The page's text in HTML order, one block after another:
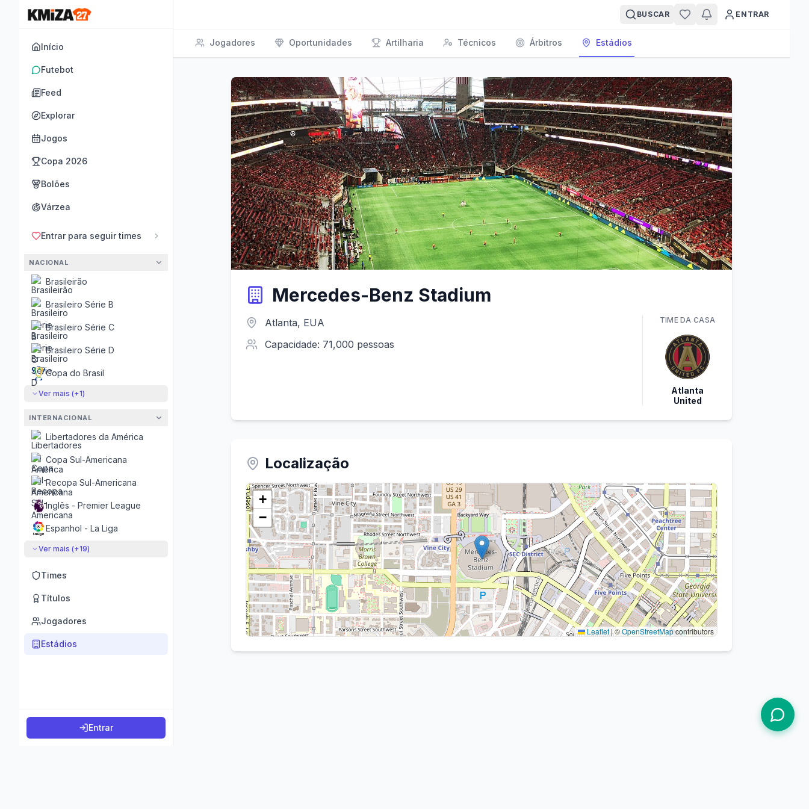
Início
Futebot
Feed
Explorar
Jogos
Copa 2026
Bolões
Várzea
Entrar para seguir times
NACIONAL
Brasileirão
Brasileiro Série B
Brasileiro Série C
Brasileiro Série D
Copa do Brasil
Ver mais (+1)
INTERNACIONAL
Libertadores da América
Copa Sul-Americana
Recopa Sul-Americana
Inglês - Premier League
Espanhol - La Liga
Ver mais (+19)
Times
Títulos
Jogadores
Estádios
Entrar
BUSCAR ENTRAR
Jogadores Oportunidades Artilharia Técnicos Árbitros Estádios
Mercedes-Benz Stadium
Atlanta, EUA
Capacidade: 71,000 pessoas
TIMEDA CASA
Atlanta
United
Localização
+
−
Leaflet |©OpenStreetMapcontributors